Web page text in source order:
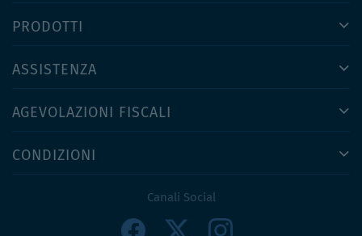
PRODOTTI
ASSISTENZA
AGEVOLAZIONI FISCALI
CONDIZIONI
Canali Social